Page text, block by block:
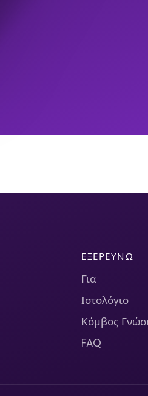
ΕΞΕΡΕΥΝΏ
Για
Ιστολόγιο
Κόμβος
FAQ